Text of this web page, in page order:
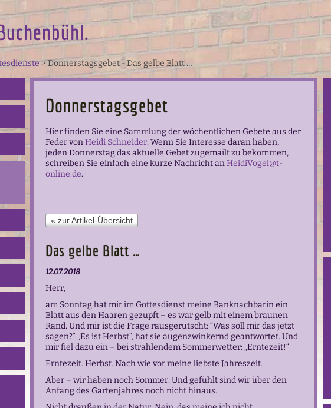
>Donnerstagsgebet - Das gelbe Blatt …
Donnerstagsgebet
Hier finden Sie eine Sammlung der wöchentlichen Gebete aus der
Feder vonHeidi Schneider. Wenn Sie Interesse daran haben,
jeden Donnerstag das aktuelle Gebet zugemailt zu bekommen,
schreiben Sie einfach eine kurze Nachricht anHeidiVogel@t-
online.de.
« zur Artikel-Übersicht
Das gelbe Blatt …
12.07.2018
Herr,
am Sonntag hat mir im Gottesdienst meine Banknachbarin ein
Blatt aus den Haaren gezupft – es war gelb mit einem braunen
Rand. Und mir ist die Frage rausgerutscht: “Was soll mir das jetzt
sagen?“ „Es ist Herbst“, hat sie augenzwinkernd geantwortet. Und
mir fiel dazu ein – bei strahlendem Sommerwetter: „Erntezeit!“
Erntezeit. Herbst. Nach wie vor meine liebste Jahreszeit.
Aber – wir haben noch Sommer. Und gefühlt sind wir über den
Anfang des Gartenjahres noch nicht hinaus.